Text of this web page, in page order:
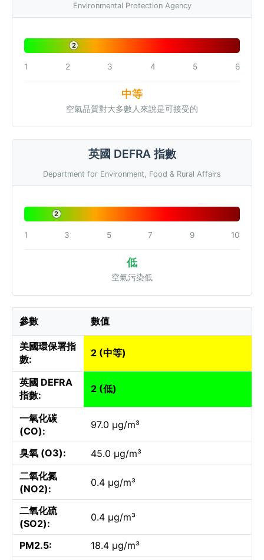
Environmental Protection Agency
2
1 2 3 4 5 6
中等
空氣品質對大多數人來說是可接受的
英國 DEFRA 指數
Department for Environment, Food & Rural Affairs
2
1 3 5 7 9 10
低
空氣污染低
參數 數值
美國環保署指
數:
2 (中等)
英國 DEFRA
指數:
2 (低)
一氧化碳
(CO):
97.0 µg/m³
臭氧 (O3):
45.0 µg/m³
二氧化氮
(NO2):
0.4 µg/m³
二氧化硫
(SO2):
0.4 µg/m³
PM2.5:
18.4 µg/m³